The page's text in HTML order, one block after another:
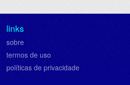
links
sobre
termos de uso
políticas de privacidade